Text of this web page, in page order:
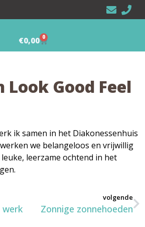
€0,00 0
Look Good Feel
ik samen in het Diakonessenhuis
we belangeloos en vrijwillig
leerzame ochtend in het
werk
volgende
Zonnige zonnehoeden